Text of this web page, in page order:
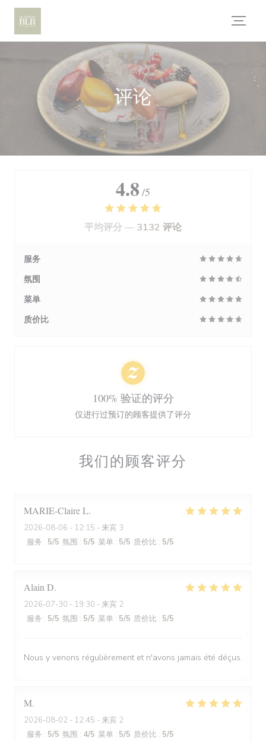
Cookie管理面板
评论
我们的顾客评分
MARIE-ClaireL
2026-08-06 - 12:15 - 来宾 3
服务 : 5/5 氛围 : 5/5 菜单 : 5/5 质价比 : 5/5
Alain D
2026-07-30 - 19:30 - 来宾 2
服务 : 5/5 氛围 : 5/5 菜单 : 5/5 质价比 : 5/5
Nous y venons régulièrement et n'avons jamais été déçus.
M
2026-08-02 - 12:45 - 来宾 2
服务 : 5/5 氛围 : 4/5 菜单 : 5/5 质价比 : 5/5
4.8 /5
平均评分 — 3132 评论
服务
氛围
菜单
质价比
100% 验证的评分
仅进行过预订的顾客提供了评分